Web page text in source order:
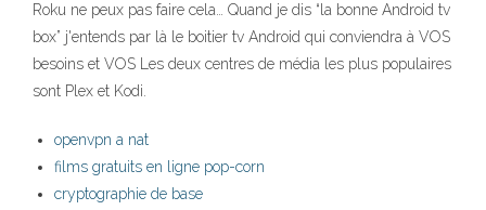
Roku ne peux pas faire cela… Quand je dis “la bonne Android tv
box” j'entends par là le boitier tv Android qui conviendra à VOS
besoins et VOS Les deux centres de média les plus populaires
sont Plex et Kodi.
openvpn a nat
films gratuits en ligne pop-corn
cryptographie de base